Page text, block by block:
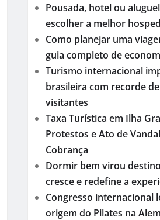
Pousada, hotel ou
escolher a melhor
Como planejar uma
guia completo de
Turismo internacional
brasileira com recorde
visitantes
Taxa Turística em Ilha
Protestos e Ato de
Cobrança
Dormir bem virou
cresce e redefine a
Congresso internacional
origem do Pilates na